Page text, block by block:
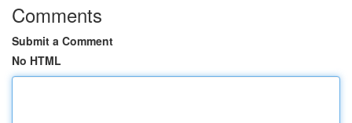
Comments
Submit a Comment
No HTML